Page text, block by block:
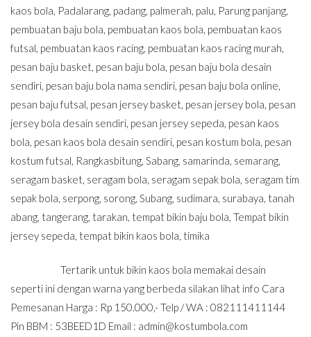
kaos bola, Padalarang, padang, palmerah, palu, Parung panjang,
pembuatan baju bola, pembuatan kaos bola, pembuatan kaos
futsal, pembuatan kaos racing, pembuatan kaos racing murah,
pesan baju basket, pesan baju bola, pesan baju bola desain
sendiri, pesan baju bola nama sendiri, pesan baju bola online,
pesan baju futsal, pesan jersey basket, pesan jersey bola, pesan
jersey bola desain sendiri, pesan jersey sepeda, pesan kaos
bola, pesan kaos bola desain sendiri, pesan kostum bola, pesan
kostum futsal, Rangkasbitung, Sabang, samarinda, semarang,
seragam basket, seragam bola, seragam sepak bola, seragam tim
sepak bola, serpong, sorong, Subang, sudimara, surabaya, tanah
abang, tangerang, tarakan, tempat bikin baju bola, Tempat bikin
jersey sepeda, tempat bikin kaos bola, timika
Tertarik untuk bikin kaos bola memakai desain
seperti ini dengan warna yang berbeda silakan lihat info Cara
Pemesanan Harga : Rp 150.000,- Telp / WA : 082111411144
Pin BBM : 53BEED1D Email : admin@kostumbola.com